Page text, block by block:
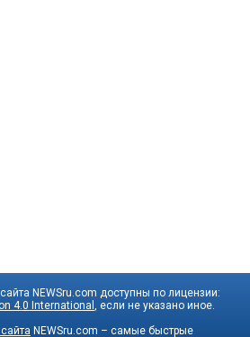
NEWSru.com доступны по лицензии:
4.0 International , если не указано иное.
NEWSru.com – самые быстрые